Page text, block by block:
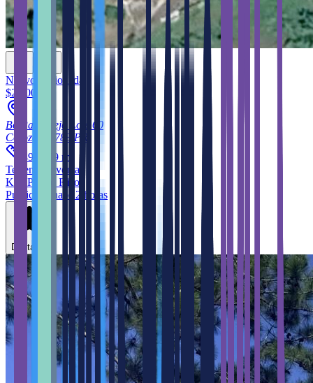
Nuevo
Opcionada
$27,000
Bo Palmarejo Lote 60
Corozal
00783 PR
499.999 m
Terreno
en venta
KW Puerto Rico
Publicado hace 2 horas
Destacar